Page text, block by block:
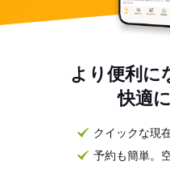
より便利に
快適
クイックな現
予約も簡単。